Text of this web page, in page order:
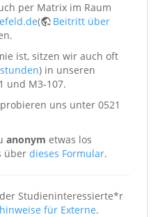
per Matrix im Raum
(
Beitritt über
ist, sitzen wir auch oft
) in unseren
und M3-107.
uns unter 0521
anonym etwas los
über dieses Formular.
Studieninteressierte*r
für Externe.